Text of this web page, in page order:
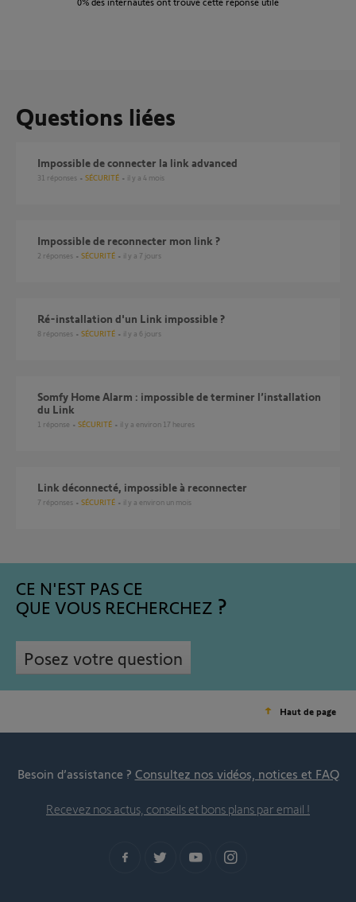
Questions liées
Impossible de connecter la link advanced
31 réponses SÉCURITÉ il y a 4 mois
impossible de reconnecter mon link ?
2 réponses SÉCURITÉ il y a 7 jours
ré-installation d'un Link impossible ?
8 réponses SÉCURITÉ il y a 6 jours
Somfy Home Alarm : impossible de terminer l’installation
du Link
1 réponse SÉCURITÉ il y a environ 17 heures
Link déconnecté, impossible à reconnecter
7 réponses SÉCURITÉ il y a environ un mois
CE N'EST PAS CE
QUE VOUS RECHERCHEZ
Posez votre question
Haut de page
Besoin d’assistance ? Consultez nos vidéos, notices et FAQ
Recevez nos actus, conseils et bons plans par email !